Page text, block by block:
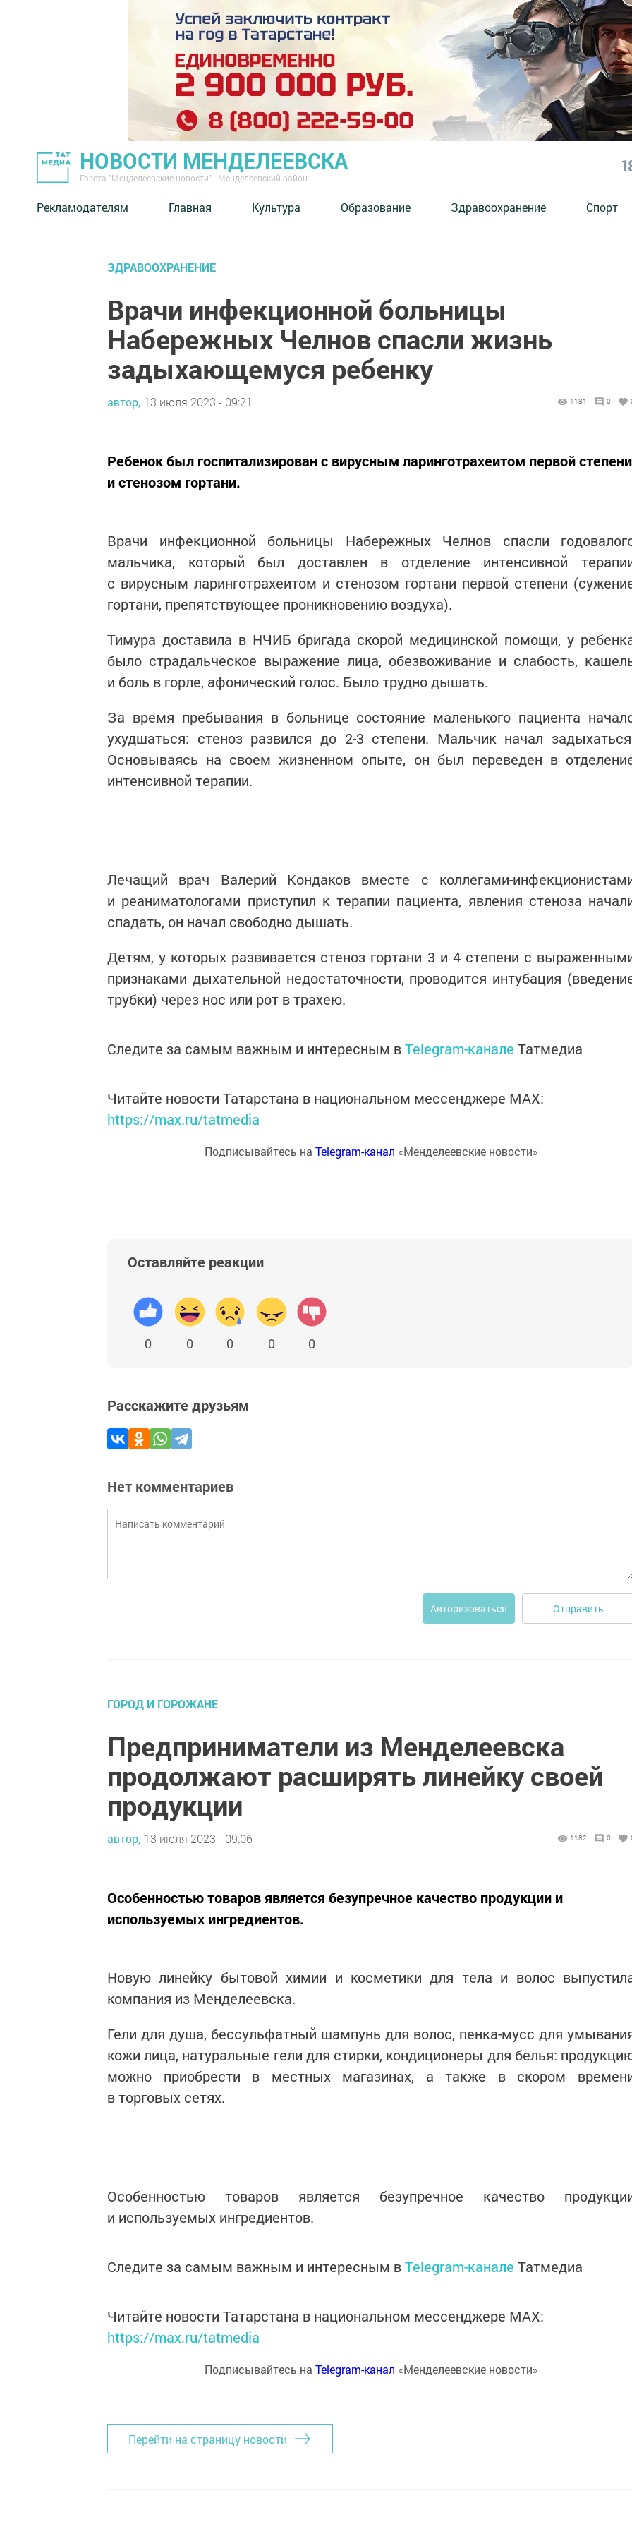
НОВОСТИ МЕНДЕЛЕЕВСКА
Газета "Менделеевские новости" - Менделеевский район
Рекламодателям Главная Культура Образование Здравоохранение Спорт
ЗДРАВООХРАНЕНИЕ
Врачи инфекционной больницы
Набережных Челнов спасли жизнь
задыхающемуся ребенку
автор, 13 июля 2023 - 09:21 1181 0
Ребенок был госпитализирован с вирусным ларинготрахеитом первой степени
и стенозом гортани.
Врачи инфекционной больницы Набережных Челнов спасли
мальчика, который был доставлен в отделение интенсивной
с вирусным ларинготрахеитом и стенозом гортани первой степени
гортани, препятствующее проникновению воздуха).
Тимура доставила в НЧИБ бригада скорой медицинской помощи, у
было страдальческое выражение лица, обезвоживание и слабость,
и боль в горле, афонический голос. Было трудно дышать.
За время пребывания в больнице состояние маленького пациента
ухудшаться: стеноз развился до 2-3 степени. Мальчик начал
Основываясь на своем жизненном опыте, он был переведен в
интенсивной терапии.
Лечащий врач Валерий Кондаков вместе с коллегами-
и реаниматологами приступил к терапии пациента, явления стеноза
спадать, он начал свободно дышать.
Детям, у которых развивается стеноз гортани 3 и 4 степени с
признаками дыхательной недостаточности, проводится интубация
трубки) через нос или рот в трахею.
Следите за самым важным и интересным вTelegram-канале Татмедиа
Читайте новости Татарстана в национальном мессенджере MАХ:
https://max.ru/tatmedia
Подписывайтесь на Telegram-канал «Менделеевские новости»
Оставляйте реакции
0 0 0 0 0
Расскажите друзьям
Нет комментариев
Авторизоваться Отправить
ГОРОД И ГОРОЖАНЕ
Предприниматели из Менделеевска
продолжают расширять линейку своей
продукции
автор, 13 июля 2023 - 09:06 1182 0
Особенностью товаров является безупречное качество продукции и
используемых ингредиентов.
Новую линейку бытовой химии и косметики для тела и волос
компания из Менделеевска.
Гели для душа, бессульфатный шампунь для волос, пенка-мусс для
кожи лица, натуральные гели для стирки, кондиционеры для белья:
можно приобрести в местных магазинах, а также в скором
в торговых сетях.
Особенностью товаров является безупречное качество
и используемых ингредиентов.
Следите за самым важным и интересным вTelegram-канале Татмедиа
Читайте новости Татарстана в национальном мессенджере MАХ:
https://max.ru/tatmedia
Подписывайтесь на Telegram-канал «Менделеевские новости»
Перейти на страницу новости